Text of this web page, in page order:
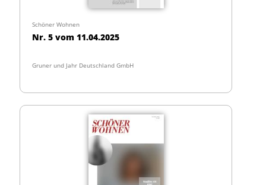
Schöner Wohnen
Nr. 5 vom 11.04.2025
Gruner und Jahr Deutschland GmbH